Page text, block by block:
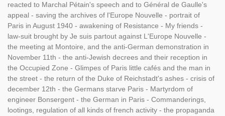
reacted to Marchal Pétain's speech and to Général de Gaulle's
appeal - saving the archives of l'Europe Nouvelle - portrait of
Paris in August 1940 - awakening of Resistance - My friends -
law-suit brought by Je suis partout against L'Europe Nouvelle -
the meeting at Montoire, and the anti-German demonstration in
November 11th - the anti-Jewish decrees and their reception in
the Occupied Zone - Glimpes of Paris little cafés and the man in
the street - the return of the Duke of Reichstadt's ashes - crisis of
december 12th - the Germans starve Paris - Martyrdom of
engineer Bonsergent - the German in Paris - Commanderings,
lootings, regulation of all kinds of french activity - the propaganda